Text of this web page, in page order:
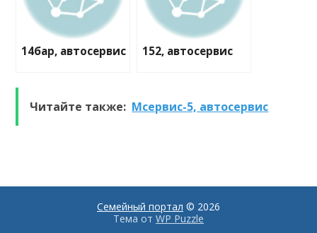
14бар, автосервис 152, автосервис
Читайте также: Мсервис-5, автосервис
Семейный портал © 2026
Тема от WP Puzzle